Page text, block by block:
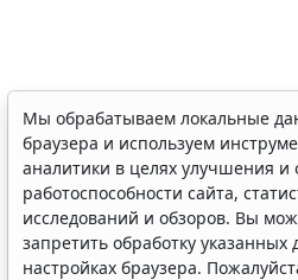
Персональные
медработника
публиковать без его
7 августа 2026 18:27
Мы обрабатываем локальные
браузера и используем
аналитики в целях улучшения и
работоспособности сайта,
исследований и обзоров. Вы
запретить обработку указанных
настройках браузера.